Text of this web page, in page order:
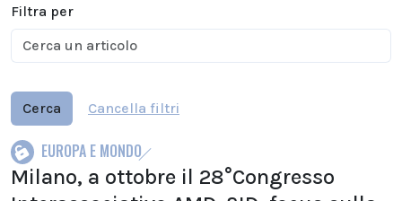
Filtra per
Cerca Cancella filtri
EUROPA E MONDO
Milano, a ottobre il 28°Congresso